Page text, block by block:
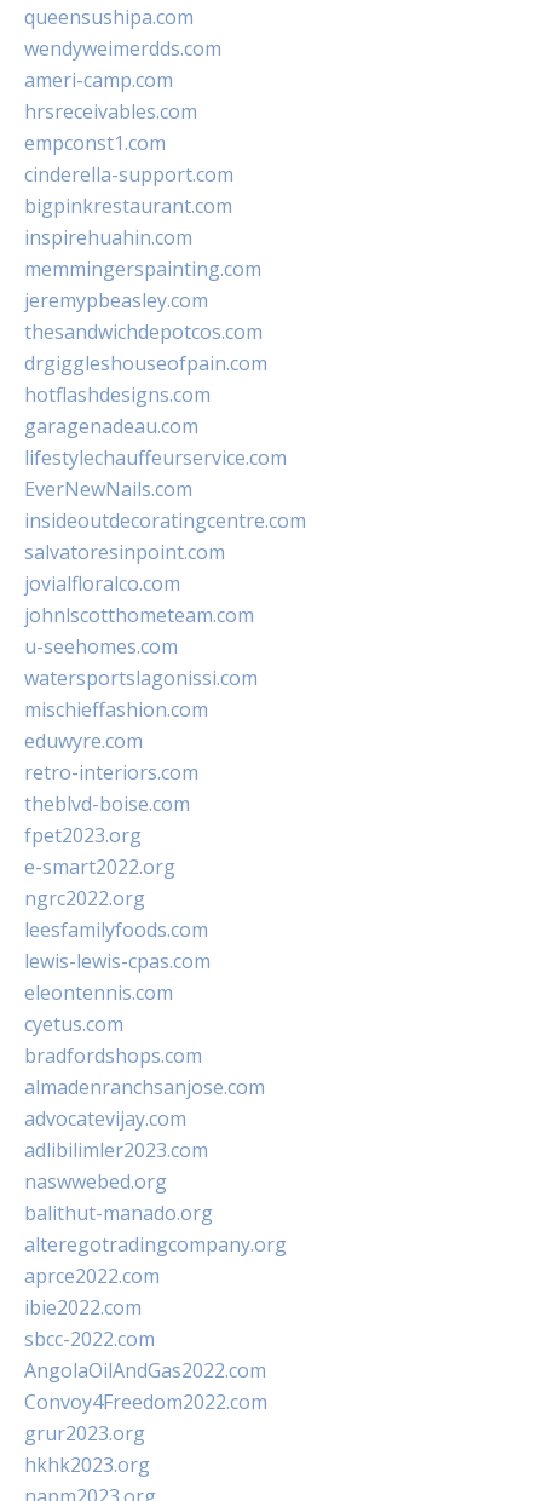
queensushipa.com
wendyweimerdds.com
ameri-camp.com
hrsreceivables.com
empconst1.com
cinderella-support.com
bigpinkrestaurant.com
inspirehuahin.com
memmingerspainting.com
jeremypbeasley.com
thesandwichdepotcos.com
drgiggleshouseofpain.com
hotflashdesigns.com
garagenadeau.com
lifestylechauffeurservice.com
EverNewNails.com
insideoutdecoratingcentre.com
salvatoresinpoint.com
jovialfloralco.com
johnlscotthometeam.com
u-seehomes.com
watersportslagonissi.com
mischieffashion.com
eduwyre.com
retro-interiors.com
theblvd-boise.com
fpet2023.org
e-smart2022.org
ngrc2022.org
leesfamilyfoods.com
lewis-lewis-cpas.com
eleontennis.com
cyetus.com
bradfordshops.com
almadenranchsanjose.com
advocatevijay.com
adlibilimler2023.com
naswwebed.org
balithut-manado.org
alteregotradingcompany.org
aprce2022.com
ibie2022.com
sbcc-2022.com
AngolaOilAndGas2022.com
Convoy4Freedom2022.com
grur2023.org
hkhk2023.org